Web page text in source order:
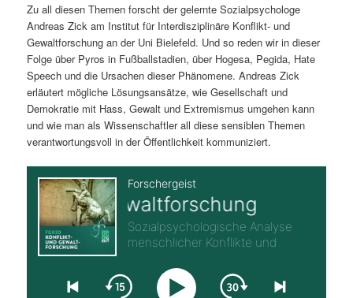
n
g
e
n
r
i
n
g
e
n
Zu all diesen Themen forscht der gelernte Sozialpsychologe
Andreas Zick am Institut für Interdisziplinäre Konflikt- und
Gewaltforschung an der Uni Bielefeld. Und so reden wir in dieser
Folge über Pyros in Fußballstadien, über Hogesa, Pegida, Hate
Speech und die Ursachen dieser Phänomene. Andreas Zick
erläutert mögliche Lösungsansätze, wie Gesellschaft und
Demokratie mit Hass, Gewalt und Extremismus umgehen kann
und wie man als Wissenschaftler all diese sensiblen Themen
verantwortungsvoll in der Öffentlichkeit kommuniziert.